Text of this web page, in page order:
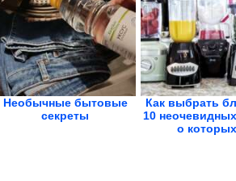
Необычные бытовые
секреты
Как выбрать
10
о